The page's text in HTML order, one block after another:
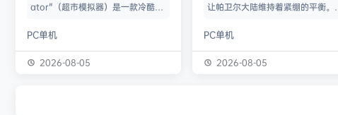
ator"（超市模拟器）是一款冷酷的
市的每个细节都栩栩如生。 设计您
的商店，优化效率和美观。确定产品
PC单机
2026-08-05
让帕卫尔大陆维持着紧绷的平衡。
们一同生活。 然而，在某个深沉寒
冷的夜晚，觊觎灰鬃的宿敌黑熊发动
PC单机
2026-08-05